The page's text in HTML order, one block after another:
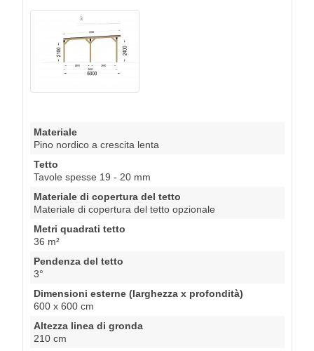
Materiale
Pino nordico a crescita lenta
Tetto
Tavole spesse 19 - 20 mm
Materiale di copertura del tetto
Materiale di copertura del tetto opzionale
Metri quadrati tetto
36 m²
Pendenza del tetto
3°
Dimensioni esterne (larghezza x profondità)
600 x 600 cm
Altezza linea di gronda
210 cm